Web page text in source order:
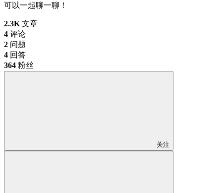
可以一起聊一聊！
2.3K 文章
4 评论
2 问题
4 回答
364 粉丝
关注